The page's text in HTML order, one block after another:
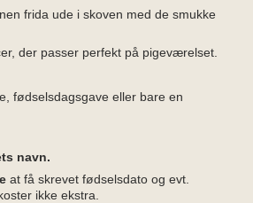
frida ude i skoven med de smukke
der passer perfekt på pigeværelset.
fødselsdagsgave eller bare en
navn.
at få skrevet fødselsdato og evt.
ikke ekstra.